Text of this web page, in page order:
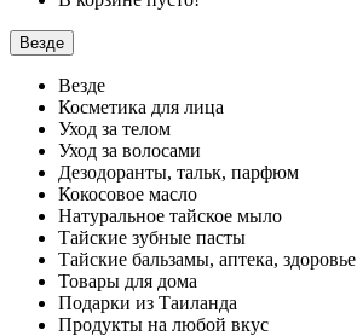
Везде
Везде
Косметика для лица
Уход за телом
Уход за волосами
Дезодоранты, тальк, парфюм
Кокосовое масло
Натуральное тайское мыло
Тайские зубные пасты
Тайские бальзамы, аптека, здоровье
Товары для дома
Подарки из Таиланда
Продукты на любой вкус